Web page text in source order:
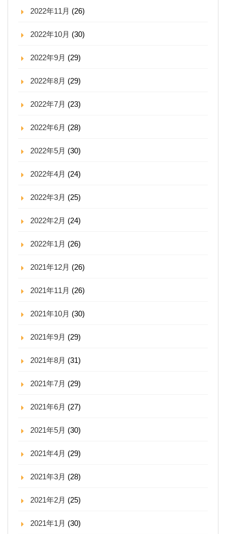
2022年11月 (26)
2022年10月 (30)
2022年9月 (29)
2022年8月 (29)
2022年7月 (23)
2022年6月 (28)
2022年5月 (30)
2022年4月 (24)
2022年3月 (25)
2022年2月 (24)
2022年1月 (26)
2021年12月 (26)
2021年11月 (26)
2021年10月 (30)
2021年9月 (29)
2021年8月 (31)
2021年7月 (29)
2021年6月 (27)
2021年5月 (30)
2021年4月 (29)
2021年3月 (28)
2021年2月 (25)
2021年1月 (30)